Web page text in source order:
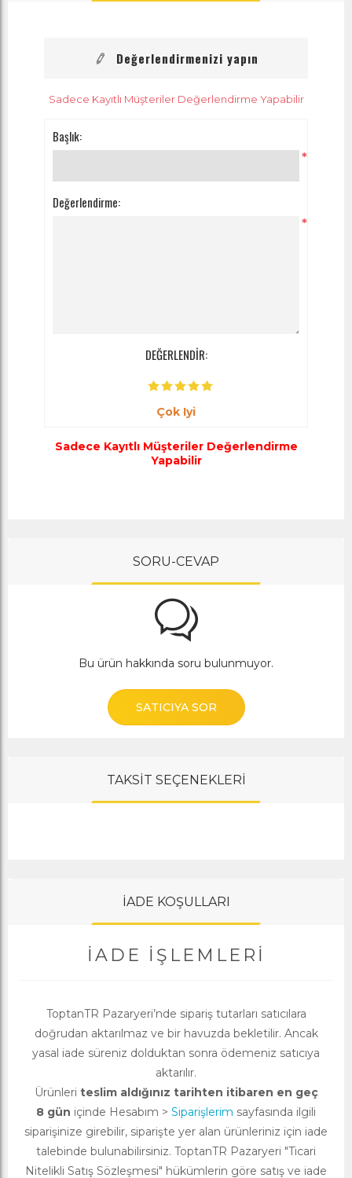
Değerlendirmenizi yapın
Sadece Kayıtlı Müşteriler Değerlendirme Yapabilir
Başlık:
*
Değerlendirme:
*
DEĞERLENDİR:
Çok Iyi
Sadece Kayıtlı Müşteriler Değerlendirme
Yapabilir
SORU-CEVAP
Bu ürün hakkında soru bulunmuyor.
SATICIYA SOR
TAKSİT SEÇENEKLERİ
İADE KOŞULLARI
İADE İŞLEMLERI
ToptanTR Pazaryeri’nde sipariş tutarları satıcılara
doğrudan aktarılmaz ve bir havuzda bekletilir. Ancak
yasal iade süreniz dolduktan sonra ödemeniz satıcıya
aktarılır.
Ürünleri teslim aldığınız tarihten itibaren en geç
8 gün içinde Hesabım > Siparişlerim sayfasında ilgili
siparişinize girebilir, siparişte yer alan ürünleriniz için iade
talebinde bulunabilirsiniz. ToptanTR Pazaryeri "Ticari
Nitelikli Satış Sözleşmesi" hükümlerin göre satış ve iade